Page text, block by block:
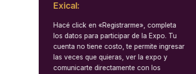
Exical:
Hacé click en «Registrarme», completa
los datos para participar de la Expo. Tu
cuenta no tiene costo, te permite ingresar
las veces que quieras, ver la expo y
comunicarte directamente con los